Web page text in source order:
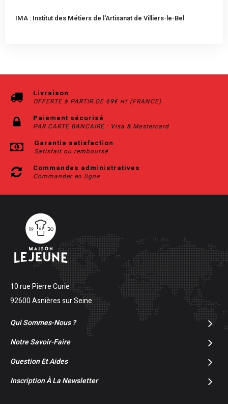
IMA : Institut des Métiers de l'Artisanat de Villiers-le-Bel
Livraison
OFFERTE à PARTIR DE 69€ HT(FRANCE)
Paiement sécurisé
PAR CARTE BANCAIRE : Visa & Mastercard
Garantie satisfaction
Satisfait ou remboursé
Commandes administratives
Commander en ligne
10 rue Pierre Curie
92600 Asnières sur Seine
Qui Sommes-Nous ?
Notre Savoir-Faire
Question Et Aides
Inscription À La Newsletter